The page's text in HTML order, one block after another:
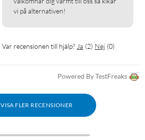
vi på alternativen!
Var recensionen till hjälp? Ja (2) Nej (0)
Powered By TestFreaks
VISA FLER RECENSIONER